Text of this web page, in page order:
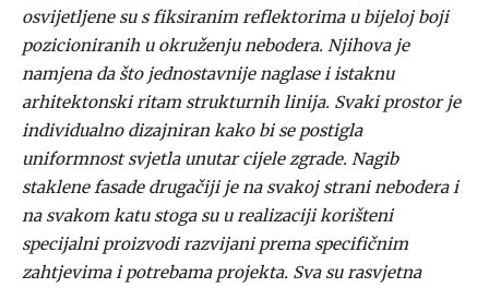
osvijetljene su s fiksiranim reflektorima u bijeloj boji
pozicioniranih u okruženju nebodera. Njihova je
namjena da što jednostavnije naglase i istaknu
arhitektonski ritam strukturnih linija. Svaki prostor je
individualno dizajniran kako bi se postigla
uniformnost svjetla unutar cijele zgrade. Nagib
staklene fasade drugačiji je na svakoj strani nebodera i
na svakom katu stoga su u realizaciji korišteni
specijalni proizvodi razvijani prema specifičnim
zahtjevima i potrebama projekta. Sva su rasvjetna